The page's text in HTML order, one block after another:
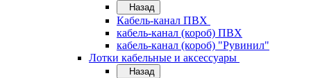
Назад
Кабель-канал ПВХ
кабель-канал (короб) ПВХ
кабель-канал (короб) "Рувинил"
Лотки кабельные и аксессуары
Назад